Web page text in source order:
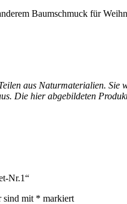
Baumschmuck für
aus Naturmaterialien.
Die hier abgebildeten
Nr.1“
sind mit * markiert